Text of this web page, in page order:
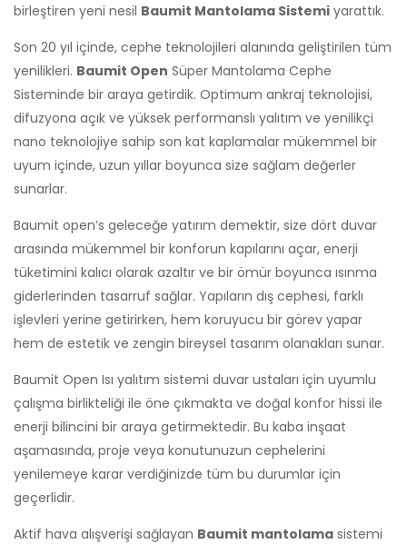
birleştiren yeni nesil Baumit Mantolama Sistemi yarattık.
Son 20 yıl içinde, cephe teknolojileri alanında geliştirilen tüm
yenilikleri. Baumit Open Süper Mantolama Cephe
Sisteminde bir araya getirdik. Optimum ankraj teknolojisi,
difuzyona açık ve yüksek performanslı yalıtım ve yenilikçi
nano teknolojiye sahip son kat kaplamalar mükemmel bir
uyum içinde, uzun yıllar boyunca size sağlam değerler
sunarlar.
Baumit open’s geleceğe yatırım demektir, size dört duvar
arasında mükemmel bir konforun kapılarını açar, enerji
tüketimini kalıcı olarak azaltır ve bir ömür boyunca ısınma
giderlerinden tasarruf sağlar. Yapıların dış cephesi, farklı
işlevleri yerine getirirken, hem koruyucu bir görev yapar
hem de estetik ve zengin bireysel tasarım olanakları sunar.
Baumit Open Isı yalıtım sistemi duvar ustaları için uyumlu
çalışma birlikteliği ile öne çıkmakta ve doğal konfor hissi ile
enerji bilincini bir araya getirmektedir. Bu kaba inşaat
aşamasında, proje veya konutunuzun cephelerini
yenilemeye karar verdiğinizde tüm bu durumlar için
geçerlidir.
Aktif hava alışverişi sağlayan Baumit mantolama sistemi